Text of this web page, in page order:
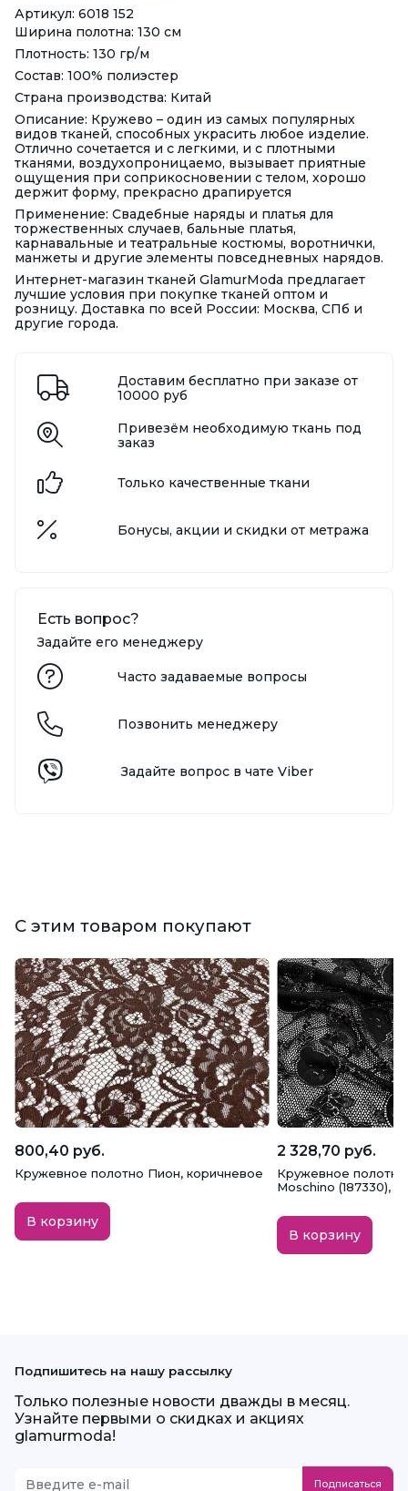
Артикул: 6018 152
Ширина полотна: 130 см
Плотность: 130 гр/м
Состав: 100% полиэстер
Страна производства: Китай
Описание: Кружево – один из самых популярных
видов тканей, способных украсить любое изделие.
Отлично сочетается и с легкими, и с плотными
тканями, воздухопроницаемо, вызывает приятные
ощущения при соприкосновении с телом, хорошо
держит форму, прекрасно драпируется
Применение: Свадебные наряды и платья для
торжественных случаев, бальные платья,
карнавальные и театральные костюмы, воротнички,
манжеты и другие элементы повседневных нарядов.
Интернет-магазин тканей GlamurModa предлагает
лучшие условия при покупке тканей оптом и
розницу. Доставка по всей России: Москва, СПб и
другие города.
Доставим бесплатно при заказе от
10000 руб
Привезём необходимую ткань под
заказ
Только качественные ткани
Бонусы, акции и скидки от метража
Есть вопрос?
Задайте его менеджеру
Часто задаваемые вопросы
Позвонить менеджеру
Задайте вопрос в чате Viber
С этим товаром покупают
800,40 руб.
Кружевное полотно Пион, коричневое
В корзину
2 328,70 руб.
Кружевное
Moschino (187330),
В корзину
Подпишитесь на нашу рассылку
Только полезные новости дважды в месяц.
Узнайте первыми о скидках и акциях
glamurmoda!